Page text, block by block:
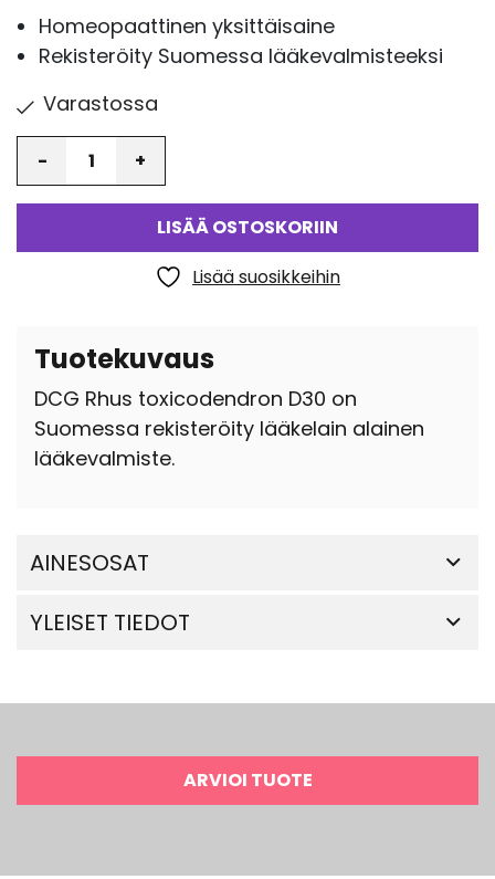
Homeopaattinen yksittäisaine
Rekisteröity Suomessa lääkevalmisteeksi
Varastossa
LISÄÄ OSTOSKORIIN
Lisää suosikkeihin
Tuotekuvaus
DCG Rhus toxicodendron D30 on
Suomessa rekisteröity lääkelain alainen
lääkevalmiste.
AINESOSAT
YLEISET TIEDOT
ARVIOI TUOTE